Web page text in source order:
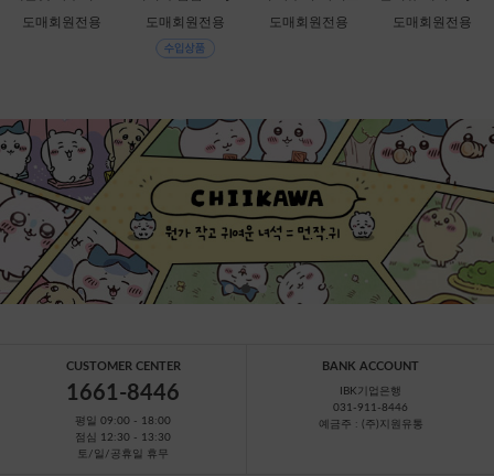
인치-키이로이토
도매회원전용
1-884308]
도매회원전용
이코구마 [C2-068
도매회원전용
-378816]
도매회원전용
CUSTOMER CENTER
1661-8446
평일 09:00 - 18:00
점심 12:30 - 13:30
토/일/공휴일 휴무
BANK ACCOUNT
IBK기업은행
031-911-8446
예금주 : (주)지원유통